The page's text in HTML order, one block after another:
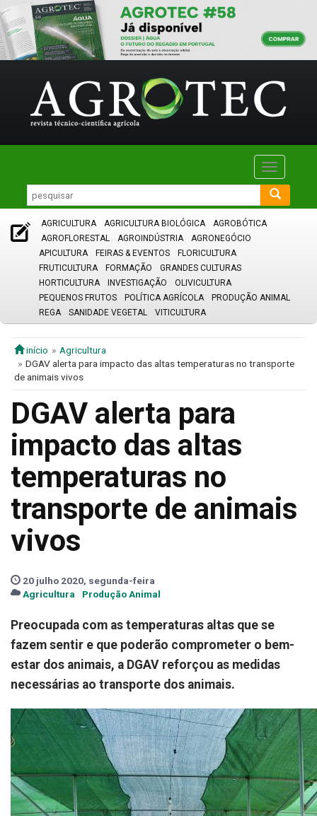
Toggle
AGRICULTURA AGRICULTURA BIOLÓGICA
AGROBÓTICA
AGROFLORESTAL
AGROINDÚSTRIA
AGRONEGÓCIO
APICULTURA
FEIRAS & EVENTOS
FLORICULTURA
FRUTICULTURA
FORMAÇÃO
GRANDES CULTURAS
HORTICULTURA
INVESTIGAÇÃO
OLIVICULTURA
PEQUENOS FRUTOS
POLÍTICA AGRÍCOLA
PRODUÇÃO ANIMAL
REGA
SANIDADE VEGETAL VITICULTURA
início
Agricultura
DGAV alerta para impacto das altas temperaturas no transporte
de animais vivos
DGAV alerta para
impacto das altas
temperaturas no
transporte de animais
vivos
20 julho 2020, segunda-feira
Agricultura
Produção Animal
Preocupada com as temperaturas altas que se
fazem sentir e que poderão comprometer o bem-
estar dos animais, a DGAV reforçou as medidas
necessárias ao transporte dos animais.